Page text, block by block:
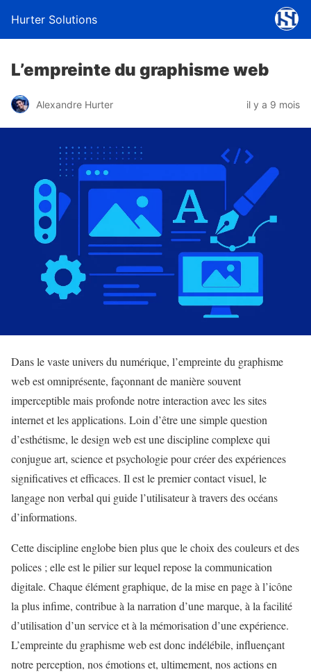
Hurter Solutions
L’empreinte du graphisme web
Alexandre Hurter il y a 9 mois
Dans le vaste univers du numérique, l’empreinte du graphisme
web est omniprésente, façonnant de manière souvent
imperceptible mais profonde notre interaction avec les sites
internet et les applications. Loin d’être une simple question
d’esthétisme, le design web est une discipline complexe qui
conjugue art, science et psychologie pour créer des expériences
significatives et efficaces. Il est le premier contact visuel, le
langage non verbal qui guide l’utilisateur à travers des océans
d’informations.
Cette discipline englobe bien plus que le choix des couleurs et des
polices ; elle est le pilier sur lequel repose la communication
digitale. Chaque élément graphique, de la mise en page à l’icône
la plus infime, contribue à la narration d’une marque, à la facilité
d’utilisation d’un service et à la mémorisation d’une expérience.
L’empreinte du graphisme web est donc indélébile, influençant
notre perception, nos émotions et, ultimement, nos actions en